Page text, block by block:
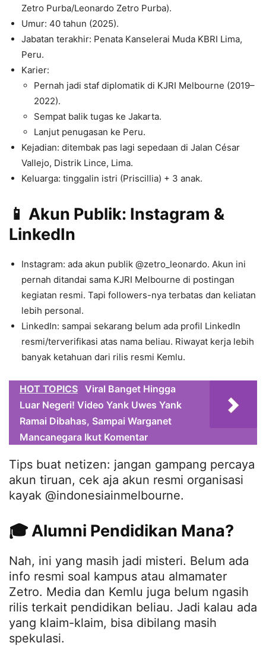
Zetro Purba/Leonardo Zetro Purba).
Umur: 40 tahun (2025).
Jabatan terakhir: Penata Kanselerai Muda KBRI Lima,
Peru.
Karier:
Pernah jadi staf diplomatik di KJRI Melbourne (2019–
2022).
Sempat balik tugas ke Jakarta.
Lanjut penugasan ke Peru.
Kejadian: ditembak pas lagi sepedaan di Jalan César
Vallejo, Distrik Lince, Lima.
Keluarga: tinggalin istri (Priscillia) + 3 anak.
📱 Akun Publik: Instagram &
LinkedIn
Instagram: ada akun publik @zetro_leonardo. Akun ini
pernah ditandai sama KJRI Melbourne di postingan
kegiatan resmi. Tapi followers-nya terbatas dan keliatan
lebih personal.
LinkedIn: sampai sekarang belum ada profil LinkedIn
resmi/terverifikasi atas nama beliau. Riwayat kerja lebih
banyak ketahuan dari rilis resmi Kemlu.
HOT TOPICS Viral Banget Hingga
Luar Negeri! Video Yank Uwes Yank
Ramai Dibahas, Sampai Warganet
Mancanegara Ikut Komentar
Tips buat netizen: jangan gampang percaya
akun tiruan, cek aja akun resmi organisasi
kayak @indonesiainmelbourne.
🎓 Alumni Pendidikan Mana?
Nah, ini yang masih jadi misteri. Belum ada
info resmi soal kampus atau almamater
Zetro. Media dan Kemlu juga belum ngasih
rilis terkait pendidikan beliau. Jadi kalau ada
yang klaim-klaim, bisa dibilang masih
spekulasi.